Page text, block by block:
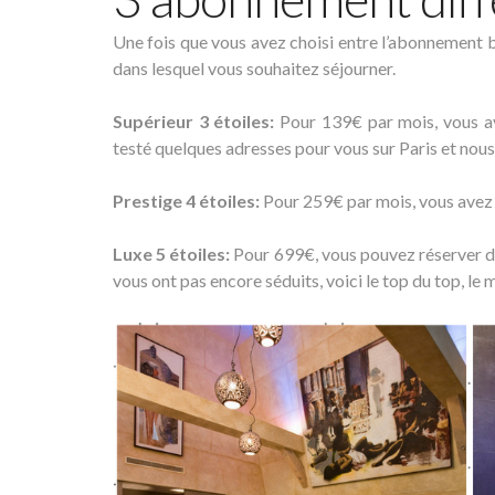
Une fois que vous avez choisi entre
dans lesquel vous souhaitez séjourner.
Supérieur 3 étoiles: Pour 139€ par mois, vous
testé quelques adresses pour vous sur Paris et
Prestige 4 étoiles: Pour 259€ par mois, vous
Luxe 5 étoiles: Pour 699€, vous pouvez réserver
vous ont pas encore séduits, voici le top du top, le